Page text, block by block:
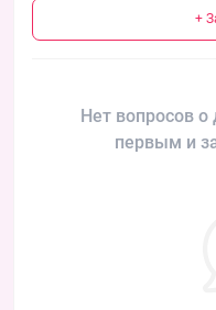
+
Нет вопросов о
первым и